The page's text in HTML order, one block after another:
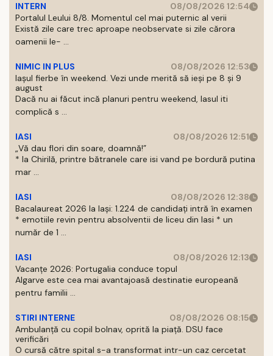
INTERN
08/08/2026 12:54
Portalul Leului 8/8. Momentul cel mai puternic al verii
Există zile care trec aproape neobservate si zile cărora
oamenii le- ...
NIMIC IN PLUS
08/08/2026 12:53
Iașul fierbe în weekend. Vezi unde merită să ieși pe 8 și 9
august
Dacă nu ai făcut incă planuri pentru weekend, Iasul iti
complică s ...
IASI
08/08/2026 12:51
„Vă dau flori din soare, doamnă!”
* la Chirilă, printre bătranele care isi vand pe bordură putina
mar ...
IASI
08/08/2026 12:38
Bacalaureat 2026 la Iași: 1.224 de candidați intră în examen
* emotiile revin pentru absolventii de liceu din Iasi * un
număr de 1 ...
IASI
08/08/2026 12:13
Vacanțe 2026: Portugalia conduce topul
Algarve este cea mai avantajoasă destinatie europeană
pentru familii ...
STIRI INTERNE
08/08/2026 08:15
Ambulanță cu copil bolnav, oprită la piață. DSU face
verificări
O cursă către spital s-a transformat intr-un caz cercetat